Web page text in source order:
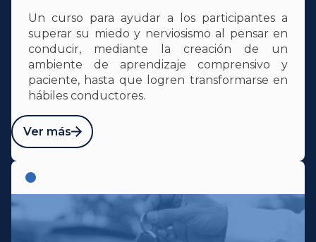
Un curso para ayudar a los participantes a
superar su miedo y nerviosismo al pensar en
conducir, mediante la creación de un
ambiente de aprendizaje comprensivo y
paciente, hasta que logren transformarse en
hábiles conductores.
Ver más